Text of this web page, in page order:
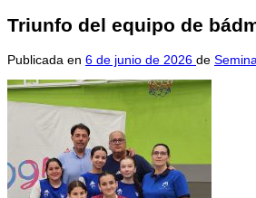
Triunfo del equipo de
Publicada en 6 de junio de 2026 de